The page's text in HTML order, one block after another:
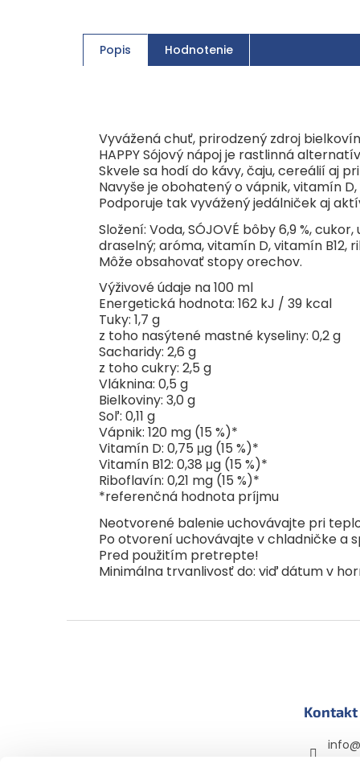
Popis Hodnotenie
Vyvážená chuť, prirodzený zdroj
HAPPY Sójový nápoj je rastlinná
Skvele sa hodí do kávy, čaju, cereálií aj
Navyše je obohatený o vápnik, vitamín
Podporuje tak vyvážený jedálniček aj
Složení: Voda, SÓJOVÉ bôby 6,9 %,
draselný; aróma, vitamín D, vitamín B12,
Môže obsahovať stopy orechov.
Výživové údaje na 100 ml
Energetická hodnota: 162 kJ / 39 kcal
Tuky: 1,7 g
z toho nasýtené mastné kyseliny: 0,2 g
Sacharidy: 2,6 g
z toho cukry: 2,5 g
Vláknina: 0,5 g
Bielkoviny: 3,0 g
Soľ: 0,11 g
Vápnik: 120 mg (15 %)*
Vitamín D: 0,75 μg (15 %)*
Vitamín B12: 0,38 μg (15 %)*
Riboflavín: 0,21 mg (15 %)*
*referenčná hodnota príjmu
Neotvorené balenie uchovávajte pri
Po otvorení uchovávajte v chladničke a
Pred použitím pretrepte!
Minimálna trvanlivosť do: viď dátum v
Kontakt
info@